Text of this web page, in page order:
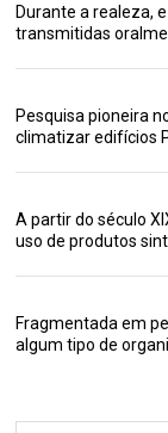
Durante a realeza,
transmitidas
Pesquisa pioneira
climatizar edifícios
A partir do século
uso de produtos
Fragmentada em
algum tipo de